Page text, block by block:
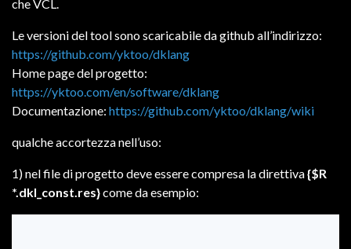
che VCL.
Le versioni del tool sono scaricabile da github all’indirizzo:
https://github.com/yktoo/dklang
Home page del progetto:
https://yktoo.com/en/software/dklang
Documentazione: https://github.com/yktoo/dklang/wiki
qualche accortezza nell’uso:
1) nel file di progetto deve essere compresa la direttiva{$R
*.dkl_const.res}come da esempio: